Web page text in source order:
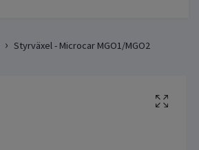
Styrväxel - Microcar MGO1/MGO2